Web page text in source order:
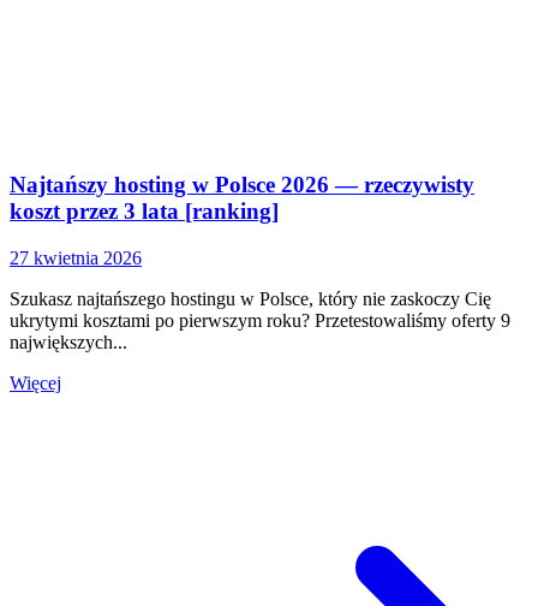
Najtańszy hosting w Polsce 2026 — rzeczywisty
koszt przez 3 lata [ranking]
27 kwietnia 2026
Szukasz najtańszego hostingu w Polsce, który nie zaskoczy Cię
ukrytymi kosztami po pierwszym roku? Przetestowaliśmy oferty 9
największych...
Więcej